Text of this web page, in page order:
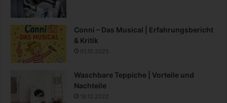
Conni – Das Musical | Erfahrungsbericht
& Kritik
01.10.2025
Waschbare Teppiche | Vorteile und
Nachteile
19.12.2022